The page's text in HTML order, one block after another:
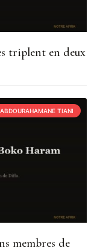
triplent en deux
ABDOURAHAMANE TIANI
membres de